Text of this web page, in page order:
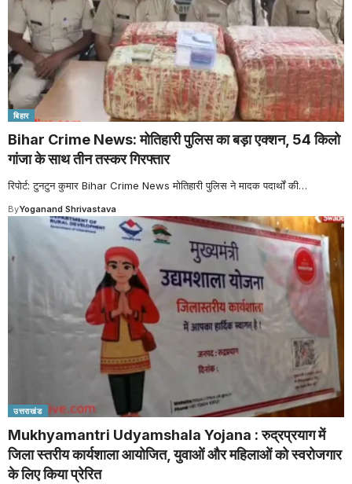
बिहार
Bihar Crime News: मोतिहारी पुलिस का बड़ा एक्शन, 54 किलो
गांजा के साथ तीन तस्कर गिरफ्तार
रिपोर्ट: टुनटुन कुमार Bihar Crime News मोतिहारी पुलिस ने मादक पदार्थों की…
ByYoganand Shrivastava
उत्तराखंड
Mukhyamantri Udyamshala Yojana : रुद्रप्रयाग में
जिला स्तरीय कार्यशाला आयोजित, युवाओं और महिलाओं को स्वरोजगार
के लिए किया प्रेरित